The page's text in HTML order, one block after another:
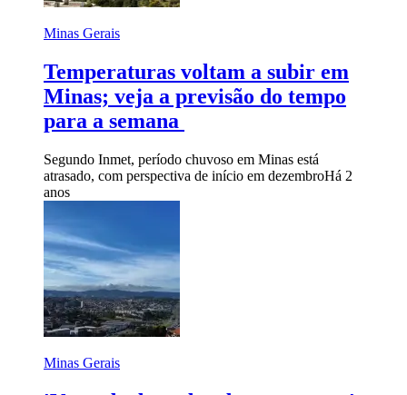
Minas Gerais
Temperaturas voltam a subir em
Minas; veja a previsão do tempo
para a semana
Segundo Inmet, período chuvoso em Minas está
atrasado, com perspectiva de início em dezembroHá 2
anos
Minas Gerais